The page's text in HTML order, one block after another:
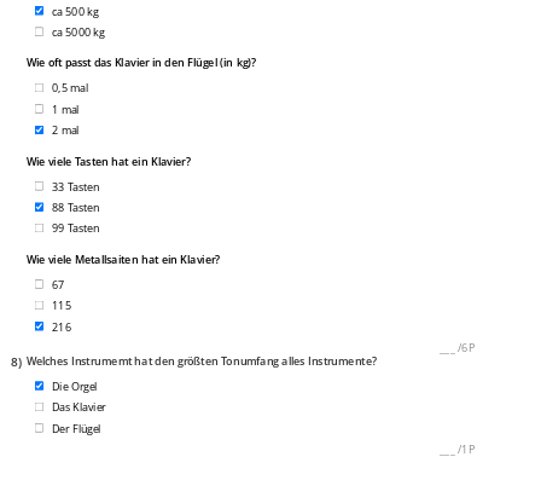
ca 500 kg
ca 5000 kg
Wie oft passt das Klavier in den Flügel (in kg)?
0,5 mal
1 mal
2 mal
Wie viele Tasten hat ein Klavier?
33 Tasten
88 Tasten
99 Tasten
Wie viele Metallsaiten hat ein Klavier?
67
115
216
/6P
8) Welches Instrumemt hat den größten Tonumfang alles Instrumente?
Die Orgel
Das Klavier
Der Flügel
/1P